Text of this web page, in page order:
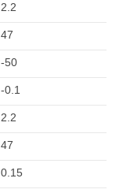
2.2
47
-50
-0.1
2.2
47
0.15